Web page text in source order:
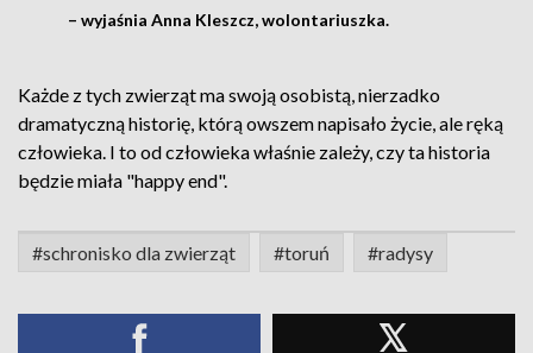
– wyjaśnia Anna Kleszcz, wolontariuszka.
Każde z tych zwierząt ma swoją osobistą, nierzadko
dramatyczną historię, którą owszem napisało życie, ale ręką
człowieka. I to od człowieka właśnie zależy, czy ta historia
będzie miała "happy end".
#schronisko dla zwierząt #toruń #radysy